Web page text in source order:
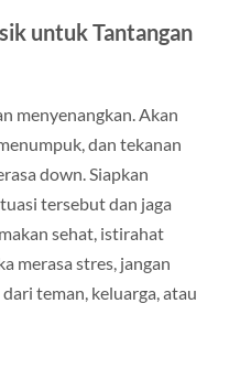
untuk Tantangan
menyenangkan. Akan
dan tekanan
down. Siapkan
tersebut dan jaga
sehat, istirahat
merasa stres, jangan
teman, keluarga, atau